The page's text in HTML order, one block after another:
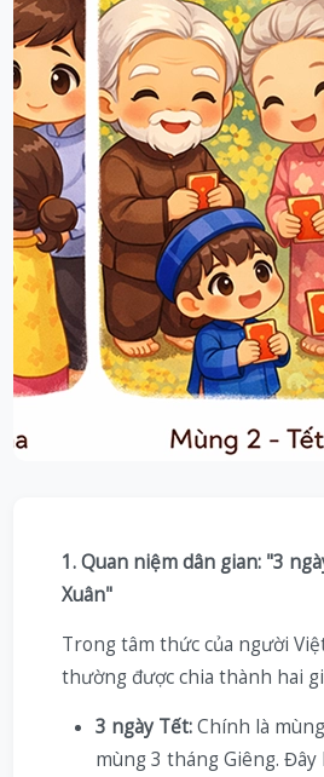
1. Quan niệm dân gian: "3
Xuân"
Trong tâm thức của người
thường được chia thành hai
3 ngày Tết:Chính là
mùng 3 tháng Giêng.